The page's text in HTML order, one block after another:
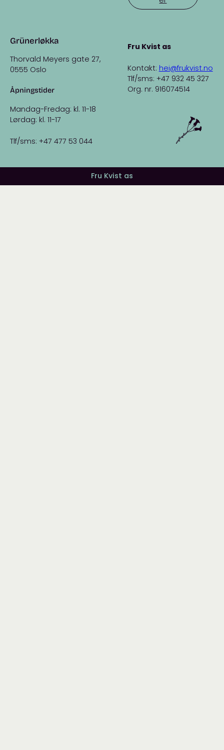
Grünerløkka
Thorvald Meyers gate 27,
0555 Oslo
Åpningstider
Mandag-Fredag: kl. 11-18
Lørdag: kl. 11-17
Tlf/sms: +47 477 53 044
Fru Kvist as
Kontakt: hei@frukvist.no
Tlf/sms: +47 932 45 327
Org. nr. 916074514
Fru Kvist as